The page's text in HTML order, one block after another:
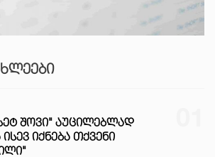
ᲨᲝᲕᲘ" ᲐᲣᲪᲘᲚᲔᲑᲚᲐᲓ
ᲘᲥᲜᲔᲑᲐ ᲗᲥᲕᲔᲜᲘ